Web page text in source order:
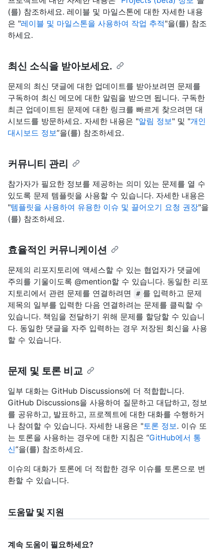
(를) 참조하세요. 레이블 및 마일스톤에 대한 자세한 내용
은 "레이블 및 마일스톤을 사용하여 작업 추적"을(를) 참조
하세요.
최신 소식을 받아보세요.
문제의 최신 댓글에 대한 업데이트를 받아보려면 문제를
구독하여 최신 메모에 대한 알림을 받으면 됩니다. 구독한
최근 업데이트된 문제에 대한 링크를 빠르게 찾으려면 대
시보드를 방문하세요. 자세한 내용은 "알림 정보" 및 "개인
대시보드 정보”을(를) 참조하세요.
커뮤니티 관리
참가자가 필요한 정보를 제공하는 의미 있는 문제를 열 수
있도록 문제 템플릿을 사용할 수 있습니다. 자세한 내용은
"템플릿을 사용하여 유용한 이슈 및 끌어오기 요청 권장"을
(를) 참조하세요.
효율적인 커뮤니케이션
문제의 리포지토리에 액세스할 수 있는 협업자가 댓글에
주의를 기울이도록 @mention할 수 있습니다. 동일한 리포
지토리에서 관련 문제를 연결하려면
# 를 입력하고 문제
제목의 일부를 입력한 다음 연결하려는 문제를 클릭할 수
있습니다. 책임을 전달하기 위해 문제를 할당할 수 있습니
다. 동일한 댓글을 자주 입력하는 경우 저장된 회신을 사용
할 수 있습니다.
문제 및 토론 비교
일부 대화는 GitHub Discussions에 더 적합합니다.
GitHub Discussions을 사용하여 질문하고 대답하고, 정보
를 공유하고, 발표하고, 프로젝트에 대한 대화를 수행하거
나 참여할 수 있습니다. 자세한 내용은 "토론 정보. 이슈 또
는 토론을 사용하는 경우에 대한 지침은 “GitHub에서 통
신”을(를) 참조하세요.
이슈의 대화가 토론에 더 적합한 경우 이슈를 토론으로 변
환할 수 있습니다.
도움말 및 지원
계속 도움이 필요하세요?